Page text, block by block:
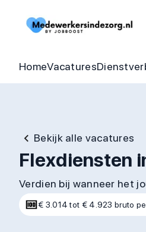
HomeVacatures
Begeleider
Thuishulp In
Bekijk alle vacatures
Flexdiensten
Verdien bij wanneer het
€ 3.014 tot € 4.923 bruto